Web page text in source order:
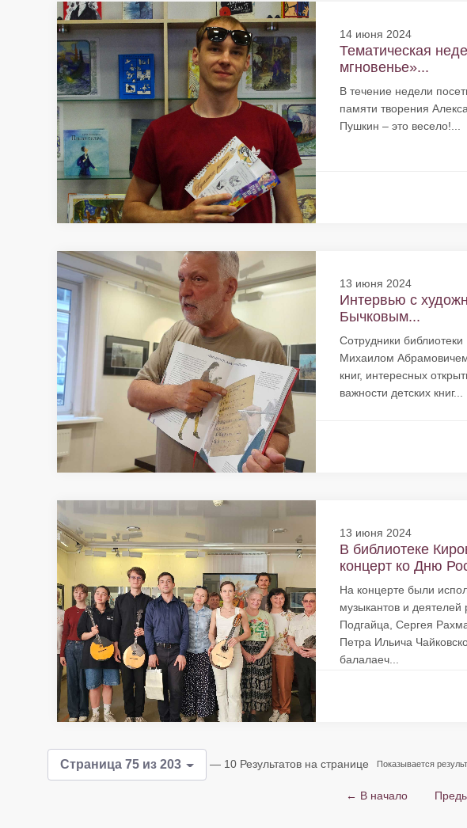
14 июня 2024
Тематическая
мгновенье»...
В течение недели
памяти творения
Пушкин – это весело!...
13 июня 2024
Интервью с
Бычковым...
Сотрудники библиотеки
Михаилом
книг, интересных
важности детских книг...
13 июня 2024
В библиотеке
концерт ко Дню
На концерте были
музыкантов и
Подгайца, Сергея
Петра Ильича
балалаеч...
Страница 75 из 203 — 10 Результатов на странице Показывается
← В начало